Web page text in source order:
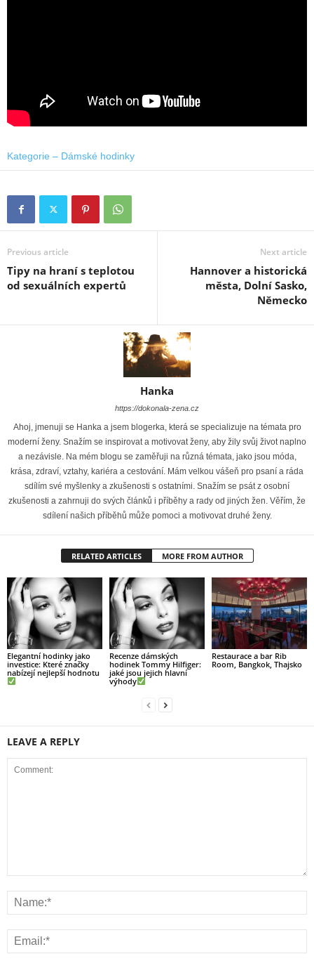
Kategorie – Dámské hodinky
Previous article
Tipy na hraní s teplotou
od sexuálních expertů
Next article
Hannover a historická
města, Dolní Sasko,
Německo
Hanka
https://dokonala-zena.cz
Ahoj, jmenuji se Hanka a jsem blogerka, která se specializuje na témata pro
moderní ženy. Snažím se inspirovat a motivovat ženy, aby žily svůj život naplno
a nezávisle. Na mém blogu se zaměřuji na různá témata, jako jsou móda,
krása, zdraví, vztahy, kariéra a cestování. Mám velkou vášeň pro psaní a ráda
sdílím své myšlenky a zkušenosti s ostatními. Snažím se psát z osobní
zkušenosti a zahrnuji do svých článků i příběhy a rady od jiných žen. Věřím, že
sdílení našich příběhů může pomoci a motivovat druhé ženy.
RELATED ARTICLES MORE FROM AUTHOR
Elegantní hodinky jako
investice: Které značky
nabízejí nejlepší hodnotu
Recenze dámských
hodinek Tommy Hilfiger:
jaké jsou jejich hlavní
výhody
Restaurace a bar Rib
Room, Bangkok, Thajsko
LEAVE A REPLY